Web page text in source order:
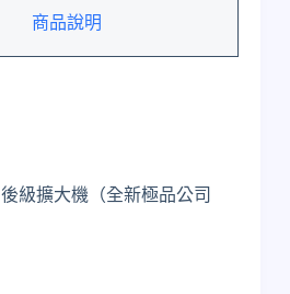
商品說明
後級擴大機（全新極品公司